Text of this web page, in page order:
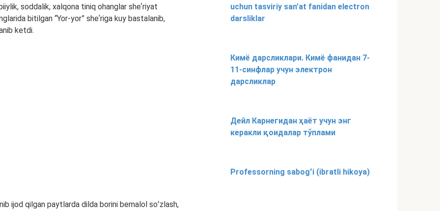
soddalik, xalqona tiniq ohanglar sheʼriyat
bitilgan “Yor-yor” sheʼriga kuy bastalanib,
ketdi.
ijod qilgan paytlarda dilda borini bemalol soʻzlash,
uchun tasviriy san’at fanidan electron
darsliklar
Кимё дарсликлари. Кимё фанидан 7-
11-синфлар учун электрон
дарсликлар
Дейл Карнегидан ҳаёт учун энг
керакли қоидалар тўплами
Professorning sabogʻi (ibratli hikoya)